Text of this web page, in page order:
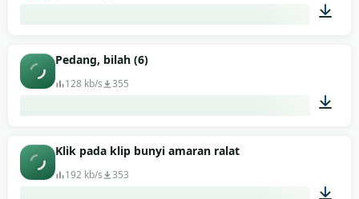
Pedang, bilah (6)
128 kb/s 355
Klik pada klip bunyi amaran ralat
192 kb/s 353